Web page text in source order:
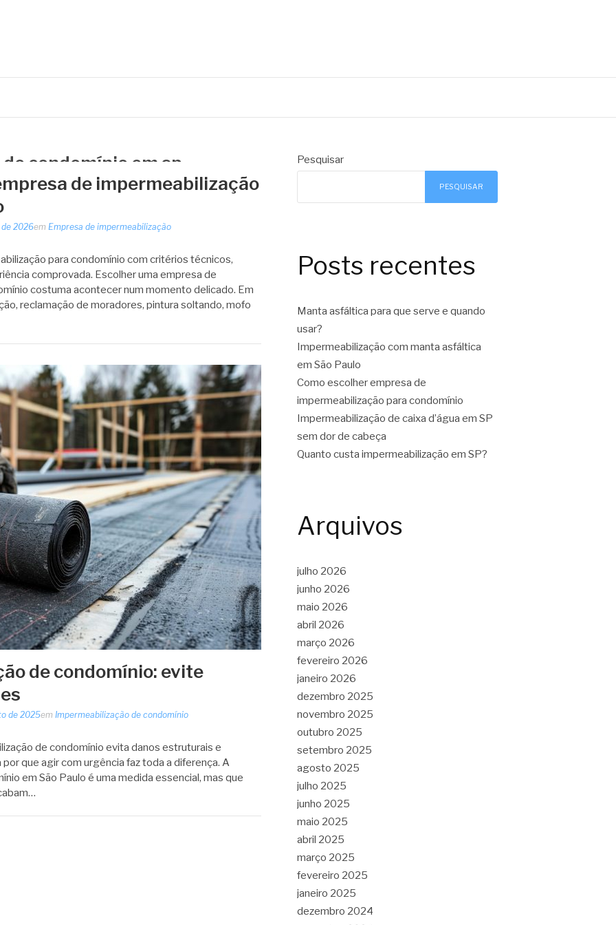
condomínio em sp
de impermeabilização
2026em Empresa de impermeabilização
para condomínio com critérios técnicos,
comprovada. Escolher uma empresa de
costuma acontecer num momento delicado. Em
reclamação de moradores, pintura soltando, mofo
de condomínio: evite
de 2025em Impermeabilização de condomínio
de condomínio evita danos estruturais e
que agir com urgência faz toda a diferença. A
em São Paulo é uma medida essencial, mas que
Pesquisar
PESQUISAR
Posts recentes
Manta asfáltica para que serve e quando
usar?
Impermeabilização com manta asfáltica
em São Paulo
Como escolher empresa de
impermeabilização para condomínio
Impermeabilização de caixa d’água em SP
sem dor de cabeça
Quanto custa impermeabilização em SP?
Arquivos
julho 2026
junho 2026
maio 2026
abril 2026
março 2026
fevereiro 2026
janeiro 2026
dezembro 2025
novembro 2025
outubro 2025
setembro 2025
agosto 2025
julho 2025
junho 2025
maio 2025
abril 2025
março 2025
fevereiro 2025
janeiro 2025
dezembro 2024